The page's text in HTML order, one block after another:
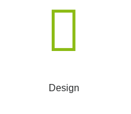
Design